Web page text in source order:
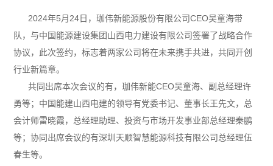
社会责任
资讯公示
「珈」入我们
2024年5月24日，珈伟新能源股份有限公司CEO吴童海带
队，与中国能源建设集团山西电力建设有限公司签署了战略合作
协议，此次签约，标志着两家公司将在未来携手共进，共同开创
行业新篇章。
共同出席本次会议的有，珈伟新能CEO吴童海、副总经理许
勇等；中国能建山西电建的领导有党委书记、董事长王先文，总
会计师雷晓霞，总经理助理、投资与市场开发事业部总经理秦鹏
等；协同出席会议的有深圳天顺智慧能源科技有限公司总经理伍
春生等。